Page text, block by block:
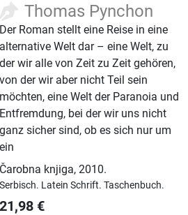
Thomas Pynchon
Der Roman stellt eine Reise in eine
alternative Welt dar – eine Welt, zu
der wir alle von Zeit zu Zeit gehören,
von der wir aber nicht Teil sein
möchten, eine Welt der Paranoia und
Entfremdung, bei der wir uns nicht
ganz sicher sind, ob es sich nur um
ein
Čarobna knjiga,2010.
Serbisch. Latein Schrift.Taschenbuch.
21,98 €